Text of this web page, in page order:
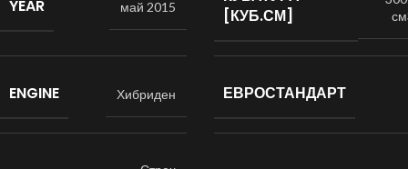
YEAR май 2015
[КУБ.СМ]
ENGINE Хибриден ЕВРОСТАНДАРТ